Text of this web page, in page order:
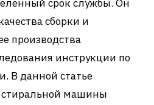
срок службы. Он
сборки и
производства
инструкции по
В данной статье
машины